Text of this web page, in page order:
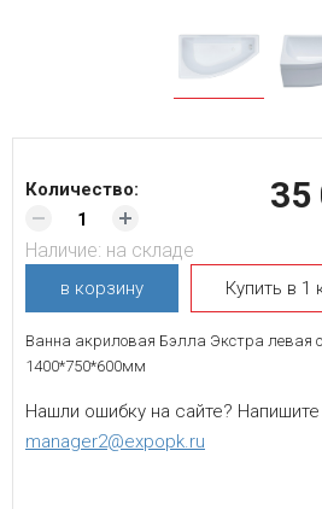
35
Количество:
Наличие: на складе
в корзину Купить в 1
Ванна акриловая Бэлла Экстра левая
1400*750*600мм
Нашли ошибку на сайте?
manager2@expopk.ru